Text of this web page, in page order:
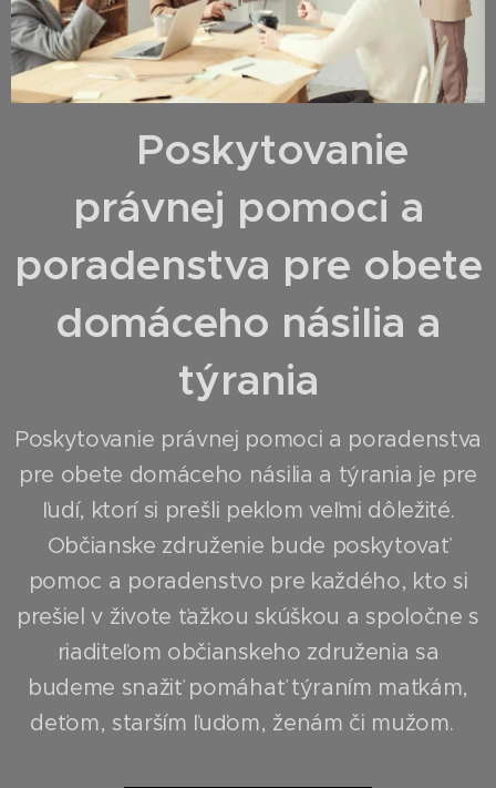
Poskytovanie
právnej pomoci a
poradenstva pre obete
domáceho násilia a
týrania
Poskytovanie právnej pomoci a poradenstva
pre obete domáceho násilia a týrania je pre
ľudí, ktorí si prešli peklom veľmi dôležité.
Občianske združenie bude poskytovať
pomoc a poradenstvo pre každého, kto si
prešiel v živote ťažkou skúškou a spoločne s
riaditeľom občianskeho združenia sa
budeme snažiť pomáhať týraním matkám,
deťom, starším ľuďom, ženám či mužom.